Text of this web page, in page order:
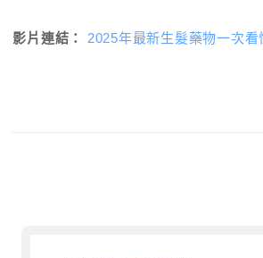
影片連結： 2025年最新生髮藥物一次看